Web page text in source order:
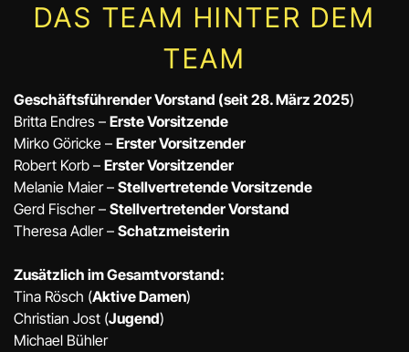
DAS TEAM HINTER DEM
TEAM
Geschäftsführender Vorstand (seit 28. März 2025)
Britta Endres – Erste Vorsitzende
Mirko Göricke – Erster Vorsitzender
Robert Korb – Erster Vorsitzender
Melanie Maier – Stellvertretende Vorsitzende
Gerd Fischer – Stellvertretender Vorstand
Theresa Adler – Schatzmeisterin
Zusätzlich im Gesamtvorstand:
Tina Rösch (Aktive Damen)
Christian Jost (Jugend)
Michael Bühler